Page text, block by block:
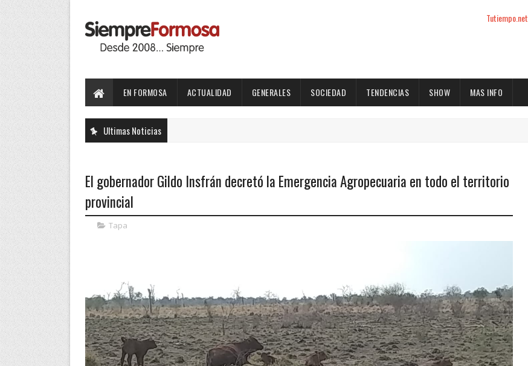
Tutiempo.net
EN FORMOSA ACTUALIDAD GENERALES SOCIEDAD TENDENCIAS SHOW MAS INFO
Ultimas Noticias
El gobernador Gildo Insfrán decretó la Emergencia Agropecuaria en todo el territorio
provincial
Tapa